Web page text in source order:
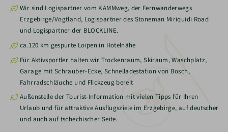
Wir sind Logispartner vom KAMMweg, der Fernwanderwegs
Erzgebirge/Vogtland, Logispartner des Stoneman Miriquidi Road
und Logispartner der BLOCKLINE.
ca.120 km gespurte Loipen in Hotelnähe
Für Aktivsportler halten wir Trockenraum, Skiraum, Waschplatz,
Garage mit Schrauber-Ecke, Schnelladestation von Bosch,
Fahrradschläuche und Flickzeug bereit
Außenstelle der Tourist-Information mit vielen Tipps für Ihren
Urlaub und für attraktive Ausflugsziele im Erzgebirge, auf deutscher
und auch auf tschechischer Seite.